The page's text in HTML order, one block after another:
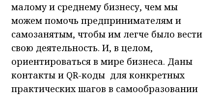
малому и среднему бизнесу, чем мы
можем помочь предпринимателям и
самозанятым, чтобы им легче было вести
свою деятельность. И, в целом,
ориентироваться в мире бизнеса. Даны
контакты и QR-коды для конкретных
практических шагов в самообразовании